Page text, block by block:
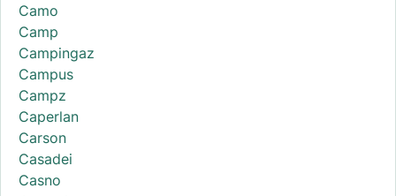
Camo
Camp
Campingaz
Campus
Campz
Caperlan
Carson
Casadei
Casno